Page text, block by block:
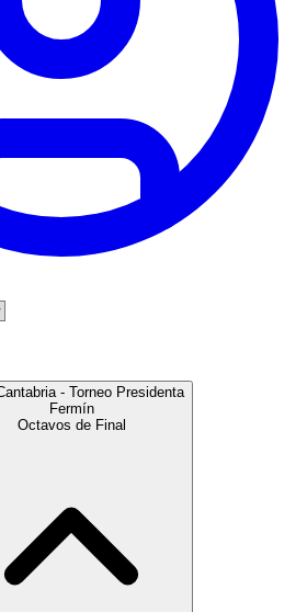
- Torneo Presidenta
Fermín
Octavos de Final